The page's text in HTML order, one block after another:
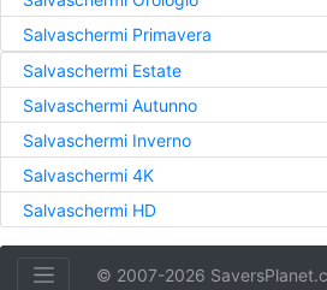
Salvaschermi Primavera
Salvaschermi Estate
Salvaschermi Autunno
Salvaschermi Inverno
Salvaschermi 4K
Salvaschermi HD
© 2007-2026